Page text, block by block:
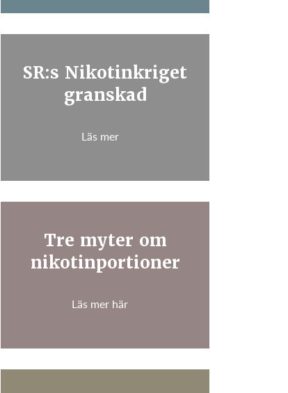
SR:s Nikotinkriget
granskad
Läs mer
Tre myter om
nikotinportioner
Läs mer här